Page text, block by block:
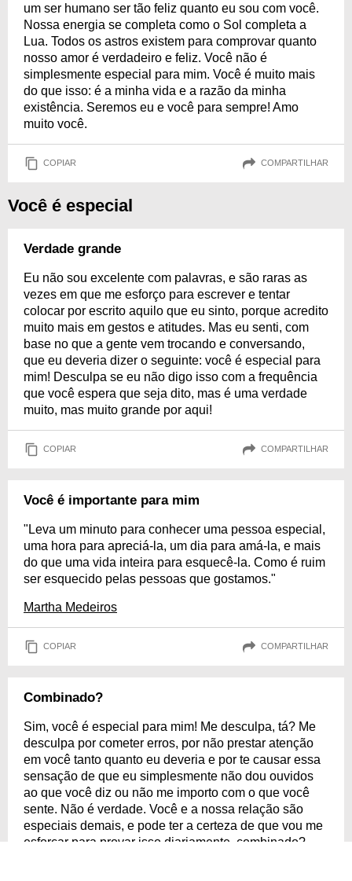
um ser humano ser tão feliz quanto eu sou com você.
Nossa energia se completa como o Sol completa a
Lua. Todos os astros existem para comprovar quanto
nosso amor é verdadeiro e feliz. Você não é
simplesmente especial para mim. Você é muito mais
do que isso: é a minha vida e a razão da minha
existência. Seremos eu e você para sempre! Amo
muito você.
COPIAR COMPARTILHAR
Você é especial
Verdade grande
Eu não sou excelente com palavras, e são raras as
vezes em que me esforço para escrever e tentar
colocar por escrito aquilo que eu sinto, porque acredito
muito mais em gestos e atitudes. Mas eu senti, com
base no que a gente vem trocando e conversando,
que eu deveria dizer o seguinte: você é especial para
mim! Desculpa se eu não digo isso com a frequência
que você espera que seja dito, mas é uma verdade
muito, mas muito grande por aqui!
COPIAR COMPARTILHAR
Você é importante para mim
"Leva um minuto para conhecer uma pessoa especial,
uma hora para apreciá-la, um dia para amá-la, e mais
do que uma vida inteira para esquecê-la. Como é ruim
ser esquecido pelas pessoas que gostamos."
Martha Medeiros
COPIAR COMPARTILHAR
Combinado?
Sim, você é especial para mim! Me desculpa, tá? Me
desculpa por cometer erros, por não prestar atenção
em você tanto quanto eu deveria e por te causar essa
sensação de que eu simplesmente não dou ouvidos
ao que você diz ou não me importo com o que você
sente. Não é verdade. Você e a nossa relação são
especiais demais, e pode ter a certeza de que vou me
esforçar para provar isso diariamente, combinado?